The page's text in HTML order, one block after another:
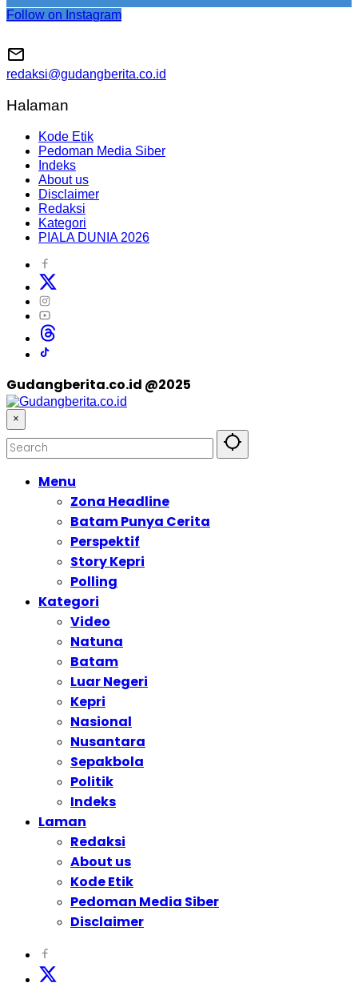
Follow on Instagram
redaksi@gudangberita.co.id
Halaman
Kode Etik
Pedoman Media Siber
Indeks
About us
Disclaimer
Redaksi
Kategori
PIALA DUNIA 2026
Gudangberita.co.id @2025
×
Menu
Zona Headline
Batam Punya Cerita
Perspektif
Story Kepri
Polling
Kategori
Video
Natuna
Batam
Luar Negeri
Kepri
Nasional
Nusantara
Sepakbola
Politik
Indeks
Laman
Redaksi
About us
Kode Etik
Pedoman Media Siber
Disclaimer